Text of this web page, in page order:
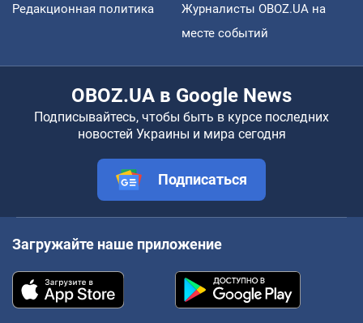
Редакционная политика
Журналисты OBOZ.UA на
месте событий
OBOZ.UA в Google News
Подписывайтесь, чтобы быть в курсе последних
новостей Украины и мира сегодня
Подписаться
Загружайте наше приложение